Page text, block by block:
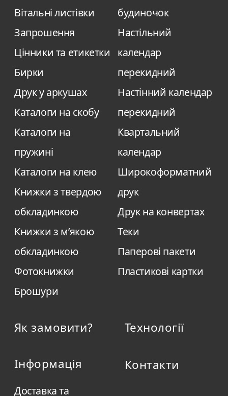
Вітальні листівки
Запрошення
Цінники та етикетки
Бирки
Друк у аркушах
Каталоги на скобу
Каталоги на
пружині
Каталоги на клею
Книжки з твердою
обкладинкою
Книжки з м’якою
обкладинкою
Фотокнижки
Брошури
будиночок
Настільний
календар
перекидний
Настінний календар
перекидний
Квартальний
календар
Широкоформатний
друк
Друк на конвертах
Теки
Паперові пакети
Пластикові картки
Як замовити?
Інформація
Доставка та
Технології
Контакти